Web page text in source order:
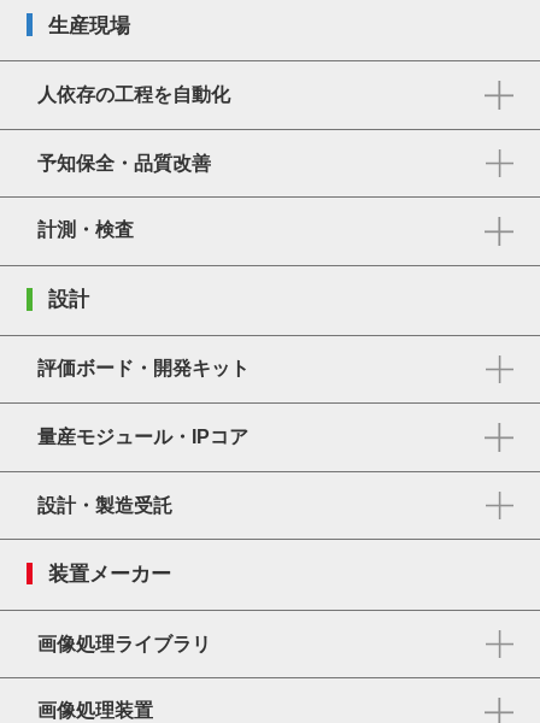
生産現場
人依存の工程を自動化
予知保全・品質改善
計測・検査
設計
評価ボード・開発キット
量産モジュール・IPコア
設計・製造受託
装置メーカー
画像処理ライブラリ
画像処理装置